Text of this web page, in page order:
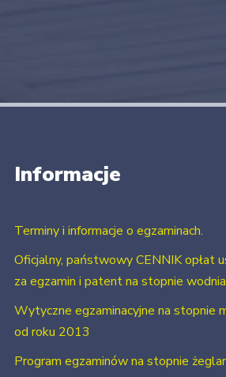
Informacje
Terminy i informacje o egzaminach.
Oficjalny, państwowy CENNIK opłat
za egzamin i patent na stopnie
Wytyczne egzaminacyjne na stopnie
od roku 2013
Program egzaminów na stopnie